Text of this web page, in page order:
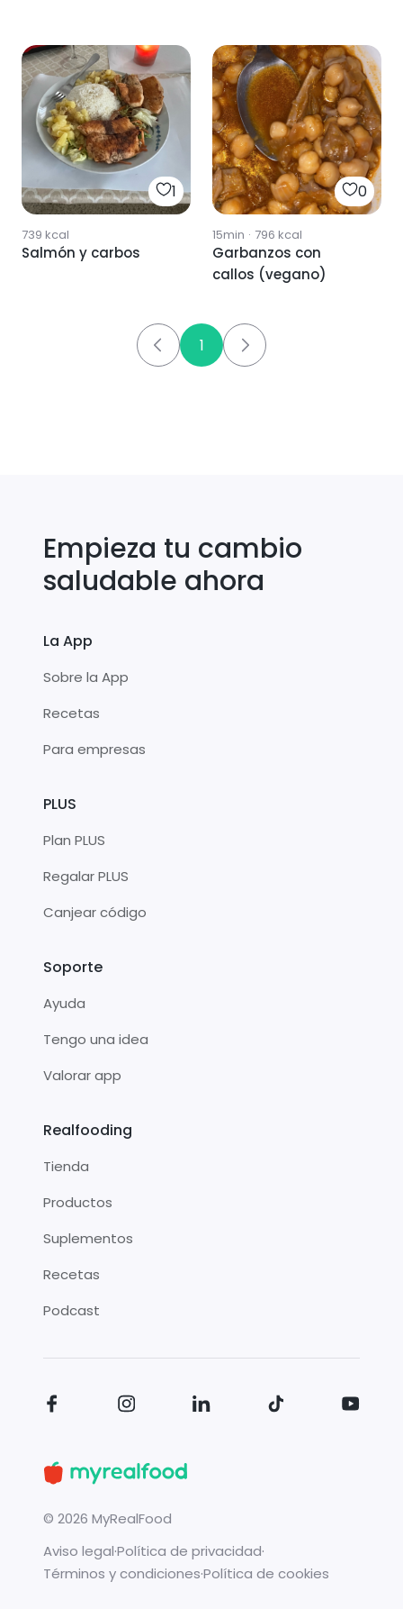
1
739 kcal
Salmón y carbos
0
15min · 796 kcal
Garbanzos con
callos (vegano)
1
Empieza tu cambio
saludable ahora
La App
Sobre la App
Recetas
Para empresas
PLUS
Plan PLUS
Regalar PLUS
Canjear código
Soporte
Ayuda
Tengo una idea
Valorar app
Realfooding
Tienda
Productos
Suplementos
Recetas
Podcast
© 2026 MyRealFood
Aviso legal·Política de privacidad·
Términos y condiciones·Política de cookies